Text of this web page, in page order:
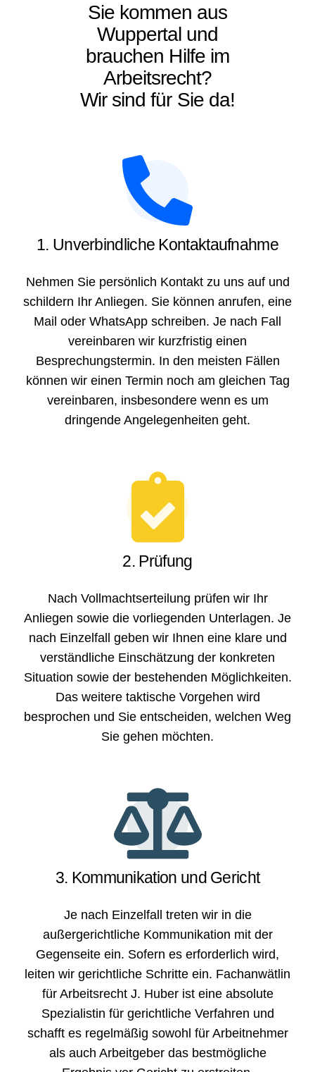
Sie kommen aus
Wuppertal und
brauchen Hilfe im
Arbeitsrecht?
Wir sind für Sie da!
1. Unverbindliche Kontaktaufnahme
Nehmen Sie persönlich Kontakt zu uns auf und
schildern Ihr Anliegen. Sie können anrufen, eine
Mail oder WhatsApp schreiben. Je nach Fall
vereinbaren wir kurzfristig einen
Besprechungstermin. In den meisten Fällen
können wir einen Termin noch am gleichen Tag
vereinbaren, insbesondere wenn es um
dringende Angelegenheiten geht.
2. Prüfung
Nach Vollmachtserteilung prüfen wir Ihr
Anliegen sowie die vorliegenden Unterlagen. Je
nach Einzelfall geben wir Ihnen eine klare und
verständliche Einschätzung der konkreten
Situation sowie der bestehenden Möglichkeiten.
Das weitere taktische Vorgehen wird
besprochen und Sie entscheiden, welchen Weg
Sie gehen möchten.
3. Kommunikation und Gericht
Je nach Einzelfall treten wir in die
außergerichtliche Kommunikation mit der
Gegenseite ein. Sofern es erforderlich wird,
leiten wir gerichtliche Schritte ein. Fachanwätlin
für Arbeitsrecht J. Huber ist eine absolute
Spezialistin für gerichtliche Verfahren und
schafft es regelmäßig sowohl für Arbeitnehmer
als auch Arbeitgeber das bestmögliche